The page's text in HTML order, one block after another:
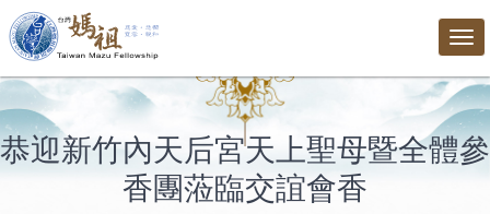
恭迎新竹內天后宮天上聖母暨全體參
香團蒞臨交誼會香